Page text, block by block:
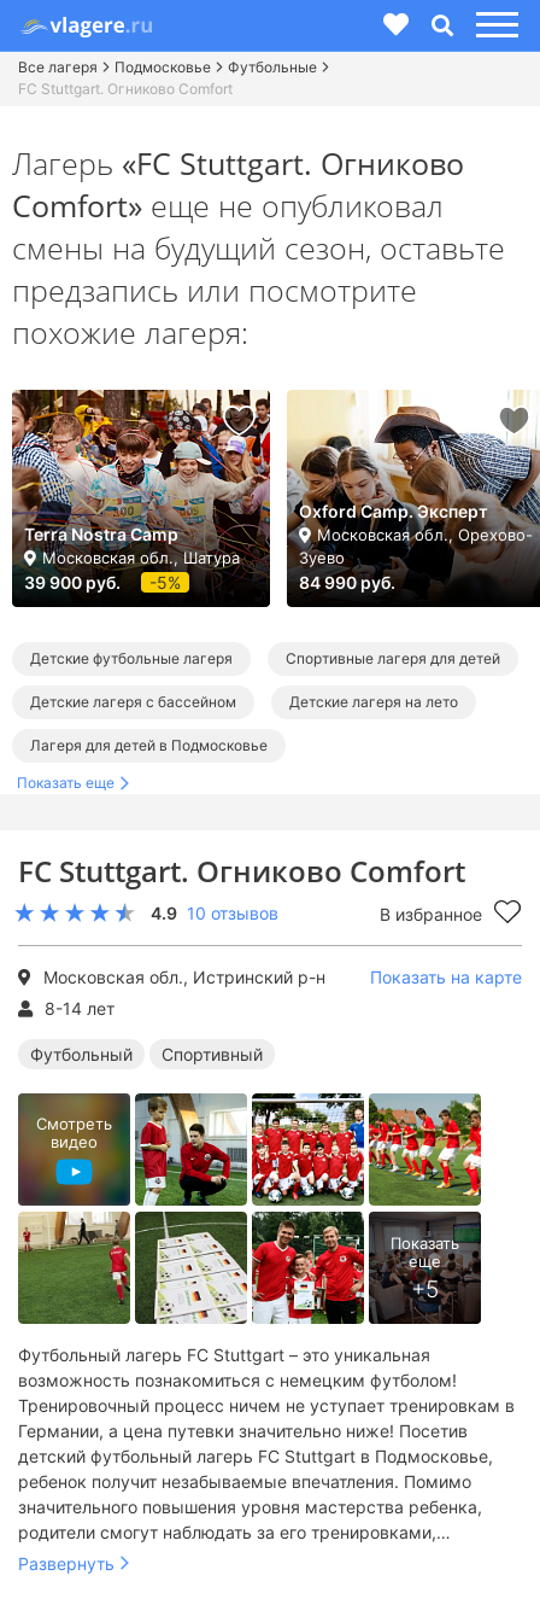
Все лагеря Подмосковье
Футбольные
FC Stuttgart. Огниково Comfort
FC Stuttgart. Огниково Comfort
4.9 10 отзывов В избранное
Московская обл., Истринский р-н
Показать на карте
8-14 лет
Футбольный Спортивный
Футбольный лагерь FC Stuttgart – это уникальная
возможность познакомиться с немецким футболом!
Тренировочный процесс ничем не уступает тренировкам в
Германии, а цена путевки значительно ниже! Посетив
детский футбольный лагерь FC Stuttgart в Подмосковье,
ребенок получит незабываемые впечатления. Помимо
значительного повышения уровня мастерства ребенка,
родители смогут наблюдать за его тренировками,
оказывать поддержку. Насыщенная программа
Развернуть
Смотреть
видео
Лагерь «FC Stuttgart. Огниково
Comfort» еще не опубликовал
смены на будущий сезон, оставьте
предзапись или посмотрите
похожие лагеря:
Terra Nostra Camp
Московская обл., Шатура
39 900 руб. -5%
Oxford Camp. Эксперт
Московская обл., Орехово-
Зуево
84 990 руб.
Детские футбольные лагеря Спортивные лагеря для детей
Детские лагеря с бассейном Детские лагеря на лето
Лагеря для детей в Подмосковье
Лагеря в Истре и Истринском районе
Спортивные лагеря в Подмосковье
Лагеря с бассейном в Подмосковье
Летние спортивные лагеря
Показать еще